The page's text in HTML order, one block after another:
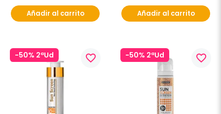
Añadir al carrito Añadir al carrito
-50% 2ªUd favorite_border -50% 2ªUd favorite_border